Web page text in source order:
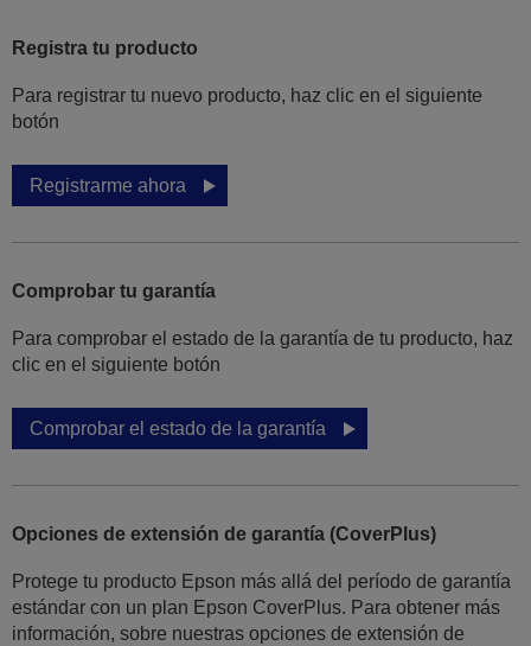
Registra tu producto
Para registrar tu nuevo producto, haz clic en el siguiente
botón
Registrarme ahora
Comprobar tu garantía
Para comprobar el estado de la garantía de tu producto, haz
clic en el siguiente botón
Comprobar el estado de la garantía
Opciones de extensión de garantía (CoverPlus)
Protege tu producto Epson más allá del período de garantía
estándar con un plan Epson CoverPlus. Para obtener más
información, sobre nuestras opciones de extensión de